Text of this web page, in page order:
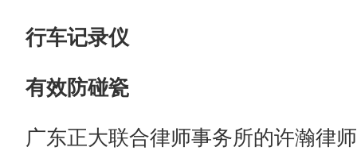
行车记录仪
有效防碰瓷
广东正大联合律师事务所的许瀚律